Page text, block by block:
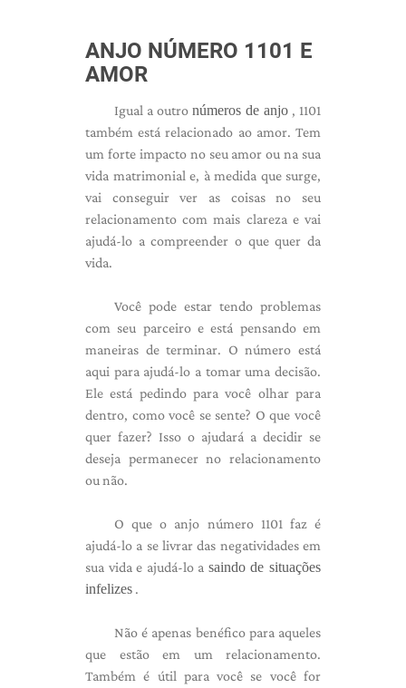
ANJO NÚMERO 1101 E
AMOR
Igual a outro números de anjo , 1101
também está relacionado ao amor. Tem
um forte impacto no seu amor ou na sua
vida matrimonial e, à medida que surge,
vai conseguir ver as coisas no seu
relacionamento com mais clareza e vai
ajudá-lo a compreender o que quer da
vida.
Você pode estar tendo problemas
com seu parceiro e está pensando em
maneiras de terminar. O número está
aqui para ajudá-lo a tomar uma decisão.
Ele está pedindo para você olhar para
dentro, como você se sente? O que você
quer fazer? Isso o ajudará a decidir se
deseja permanecer no relacionamento
ou não.
O que o anjo número 1101 faz é
ajudá-lo a se livrar das negatividades em
sua vida e ajudá-lo a saindo de situações
infelizes .
Não é apenas benéfico para aqueles
que estão em um relacionamento.
Também é útil para você se você for